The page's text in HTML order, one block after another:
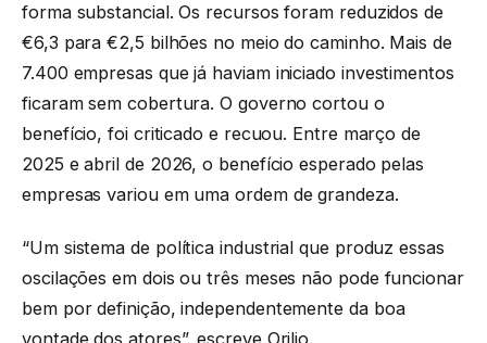
forma substancial. Os recursos foram reduzidos de
€6,3 para €2,5 bilhões no meio do caminho. Mais de
7.400 empresas que já haviam iniciado investimentos
ficaram sem cobertura. O governo cortou o
benefício, foi criticado e recuou. Entre março de
2025 e abril de 2026, o benefício esperado pelas
empresas variou em uma ordem de grandeza.
“Um sistema de política industrial que produz essas
oscilações em dois ou três meses não pode funcionar
bem por definição, independentemente da boa